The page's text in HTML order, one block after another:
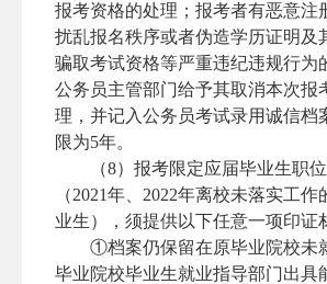
报考资格的处理；报考者有恶意注
扰乱报名秩序或者伪造学历证明及
骗取考试资格等严重违纪违规行为
公务员主管部门给予其取消本次报
理，并记入公务员考试录用诚信档
限为5年。
（8）报考限定应届毕业生职
（2021年、2022年离校未落实工
业生），须提供以下任意一项印证
①档案仍保留在原毕业院校未
毕业院校毕业生就业指导部门出具